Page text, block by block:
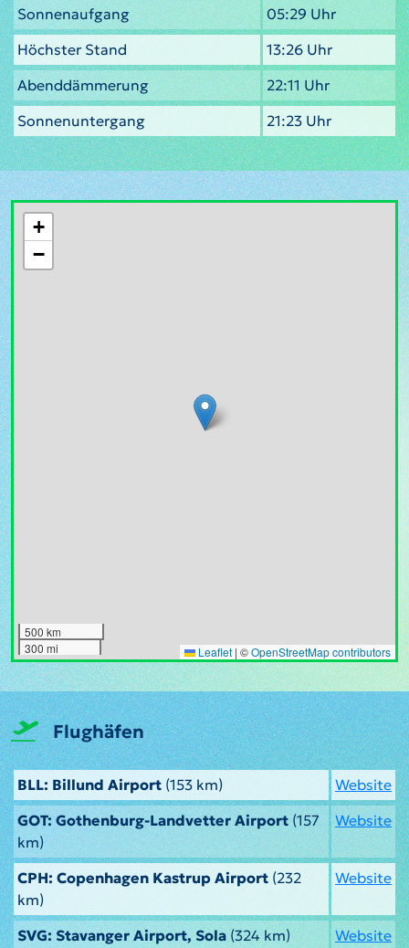
Sonnenaufgang
05:29 Uhr
Höchster Stand
13:26 Uhr
Abenddämmerung
22:11 Uhr
Sonnenuntergang
21:23 Uhr
+
−
500 km
300 mi
Leaflet | ©OpenStreetMap contributors
Flughäfen
BLL: Billund Airport (153 km)
Website
GOT: Gothenburg-Landvetter Airport(157
km)
Website
CPH: Copenhagen Kastrup Airport (232
km)
Website
SVG: Stavanger Airport, Sola(324 km)
Website